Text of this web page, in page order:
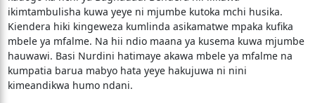
ikimtambulisha kuwa yeye ni mjumbe kutoka mchi husika.
Kiendera hiki kingeweza kumlinda asikamatwe mpaka kufika
mbele ya mfalme. Na hii ndio maana ya kusema kuwa mjumbe
hauwawi. Basi Nurdini hatimaye akawa mbele ya mfalme na
kumpatia barua mabyo hata yeye hakujuwa ni nini
kimeandikwa humo ndani.